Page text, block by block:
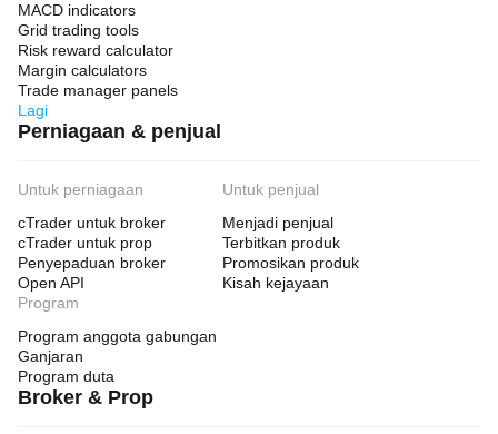
MACD indicators
Grid trading tools
Risk reward calculator
Margin calculators
Trade manager panels
Lagi
Perniagaan & penjual
Untuk perniagaan
cTrader untuk broker
cTrader untuk prop
Penyepaduan broker
Open API
Untuk penjual
Menjadi penjual
Terbitkan produk
Promosikan produk
Kisah kejayaan
Program
Program anggota gabungan
Ganjaran
Program duta
Broker & Prop